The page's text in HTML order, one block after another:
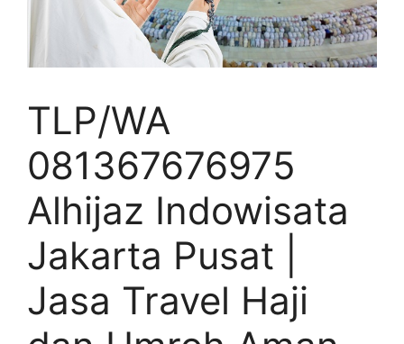
TLP/WA
081367676975
Alhijaz Indowisata
Jakarta Pusat |
Jasa Travel Haji